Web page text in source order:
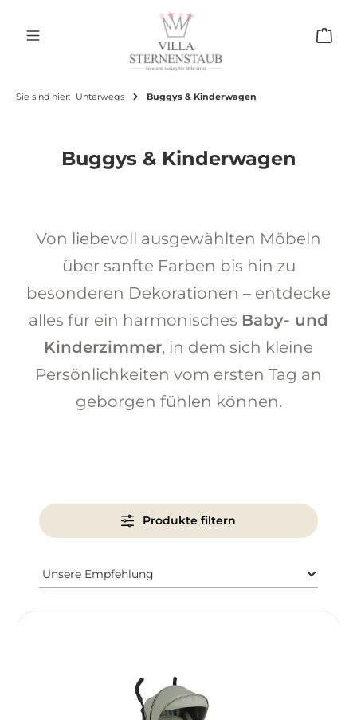
Sie sind hier: Unterwegs Buggys & Kinderwagen
Buggys & Kinderwagen
Von liebevoll ausgewählten Möbeln
über sanfte Farben bis hin zu
besonderen Dekorationen – entdecke
alles für ein harmonisches Baby- und
Kinderzimmer, in dem sich kleine
Persönlichkeiten vom ersten Tag an
geborgen fühlen können.
Produkte filtern